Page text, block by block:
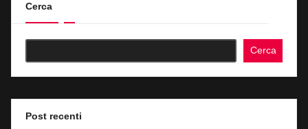
Cerca
Cerca
Post recenti